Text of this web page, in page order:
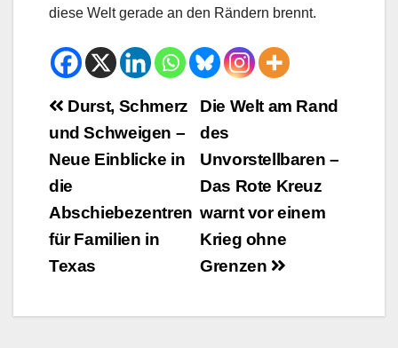
diese Welt gerade an den Rändern brennt.
Beitrags-
Navigation
Die Welt am Rand
des
Unvorstellbaren –
Das Rote Kreuz
warnt vor einem
Krieg ohne
Grenzen
Durst, Schmerz
und Schweigen –
Neue Einblicke in
die
Abschiebezentren
für Familien in
Texas